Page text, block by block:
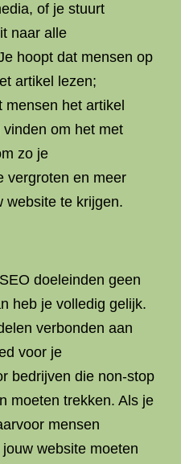
of je stuurt
naar alle
hoopt dat mensen op
artikel lezen;
het artikel
om het met
zo je
vergroten en meer
website te krijgen.
doeleinden geen
heb je volledig gelijk.
verbonden aan
voor je
bedrijven die non-stop
moeten trekken. Als je
mensen
website moeten